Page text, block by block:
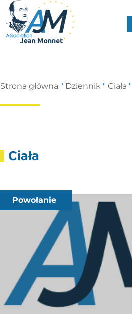
Strona główna " Dziennik " Ciała "
Ciała
Powołanie